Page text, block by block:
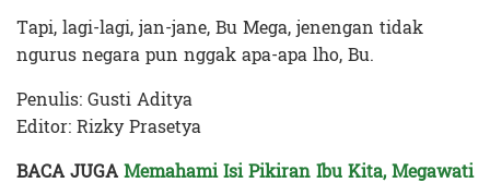
Tapi, lagi-lagi, jan-jane, Bu Mega, jenengan tidak
ngurus negara pun nggak apa-apa lho, Bu.
Penulis: Gusti Aditya
Editor: Rizky Prasetya
BACA JUGAMemahami Isi Pikiran Ibu Kita, Megawati